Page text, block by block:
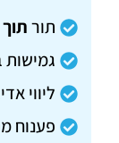
תורתוך 12-72
ליווי
פענוח